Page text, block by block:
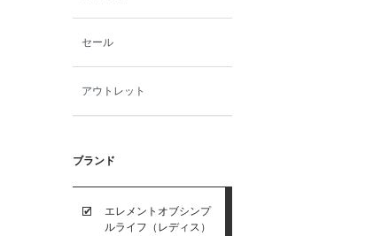
セール
アウトレット
ブランド
エレメントオブシンプ
ルライフ（レディス）